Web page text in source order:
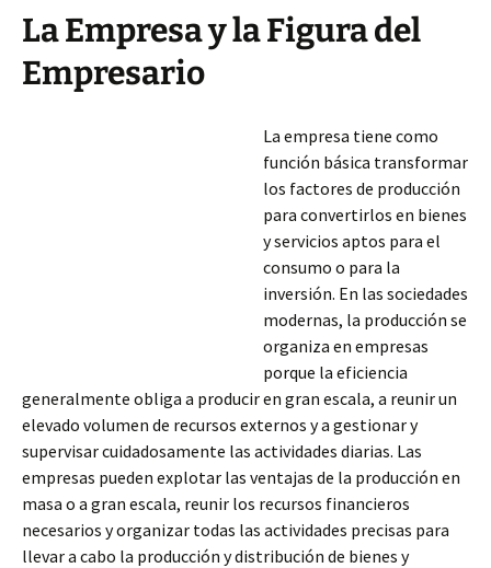
La Empresa y la Figura del
Empresario
La empresa tiene como
función básica transformar
los factores de producción
para convertirlos en bienes
y servicios aptos para el
consumo o para la
inversión. En las sociedades
modernas, la producción se
organiza en empresas
porque la eficiencia
generalmente obliga a producir en gran escala, a reunir un
elevado volumen de recursos externos y a gestionar y
supervisar cuidadosamente las actividades diarias. Las
empresas pueden explotar las ventajas de la producción en
masa o a gran escala, reunir los recursos financieros
necesarios y organizar todas las actividades precisas para
llevar a cabo la producción y distribución de bienes y